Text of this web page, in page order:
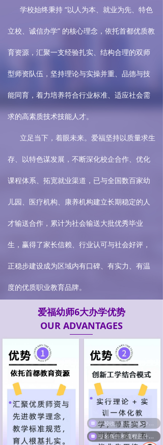
学校始终秉持 “以人为本、就业为先、特色
立校、诚信办学” 的核心理念，依托首都优质教
育资源，汇聚一支经验扎实、结构合理的双师
型师资队伍，坚持理论与实操并重、品德与技
能同育，着力培养符合行业标准、适应社会需
求的高素质技术技能人才。
立足当下，着眼未来。爱福坚持以质量求生
存、以特色谋发展，不断深化校企合作、优化
课程体系、拓宽就业渠道，已与全国数百家幼
儿园、医疗机构、康养机构建立长期稳定的人
才输送合作，累计为社会输送大批优秀毕业
生，赢得了家长信赖、行业认可与社会好评，
正稳步建设成为区域内有口碑、有实力、有温
度的优质职业教育品牌。
爱福幼师6大办学优势
OUR ADVANTAGES